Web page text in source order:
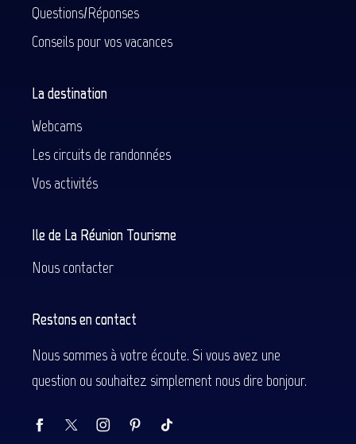
Questions/Réponses
Conseils pour vos vacances
La destination
Webcams
Les circuits de randonnées
Vos activités
Ile de La Réunion Tourisme
Nous contacter
Restons en contact
Nous sommes à votre écoute. Si vous avez une
question ou souhaitez simplement nous dire bonjour.